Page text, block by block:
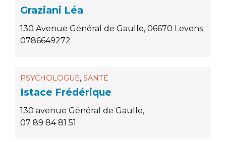
Graziani Léa
130 Avenue Général de Gaulle, 06670 Levens
0786649272
PSYCHOLOGUE, SANTÉ
Istace Frédérique
130 avenue Général de Gaulle,
07 89 84 81 51